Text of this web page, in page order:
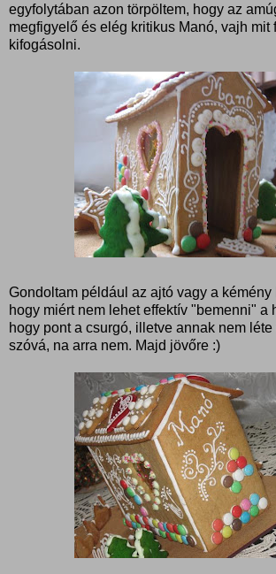
egyfolytában azon törpöltem, hogy az
megfigyelő és elég kritikus Manó, vajh mit
kifogásolni.
Gondoltam például az ajtó vagy a kémény
hogy miért nem lehet effektív "bemenni" a
hogy pont a csurgó, illetve annak nem
szóvá, na arra nem. Majd jövőre :)